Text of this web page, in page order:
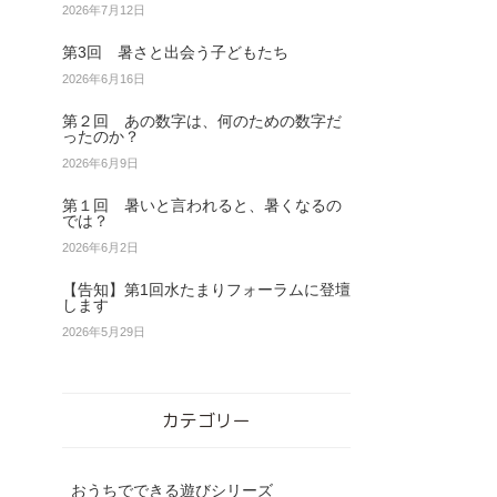
2026年7月12日
第3回 暑さと出会う子どもたち
2026年6月16日
第２回 あの数字は、何のための数字だ
ったのか？
2026年6月9日
第１回 暑いと言われると、暑くなるの
では？
2026年6月2日
【告知】第1回水たまりフォーラムに登壇
します
2026年5月29日
カテゴリー
おうちでできる遊びシリーズ